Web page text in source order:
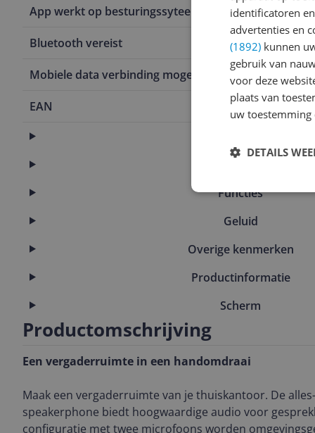
App werkt op besturingssyteem Windows 11
Bluetooth vereist Nee
Mobiele data verbinding mogelijk Nee
EAN
Functies
Geluid
Overige kenmerken
Productinformatie
Scherm
Productomschrijving
Een vergaderruimte in een handomdraai
Maak een vergaderruimte van je thuiskantoor. De
speakerphone biedt hoogwaardige audio voor
configuratie met twee microfoons worden
identificatoren
advertenties en
(1892) kunnen
gebruik van
voor deze
plaats van
uw
DETAILS